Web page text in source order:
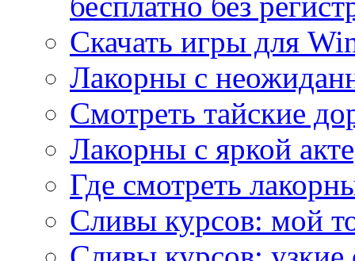
Скачать игры для
Лакорны с
Смотреть тайские
Лакорны с яркой
Где смотреть
Сливы курсов: мой